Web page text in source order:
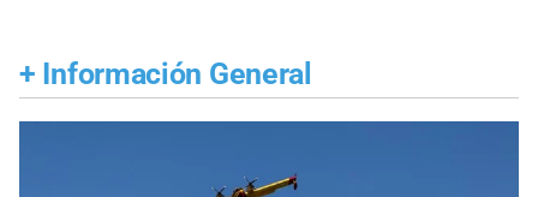
+ Información General